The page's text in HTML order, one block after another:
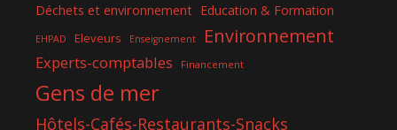
Déchets et environnement Education & Formation
EHPAD Eleveurs Enseignement Environnement
Experts-comptables Financement
Gens de mer
Hôtels-Cafés-Restaurants-Snacks